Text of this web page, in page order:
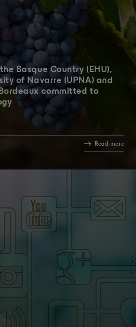
Basque Country (EHU),
of Navarre (UPNA) and
committed to
Read more